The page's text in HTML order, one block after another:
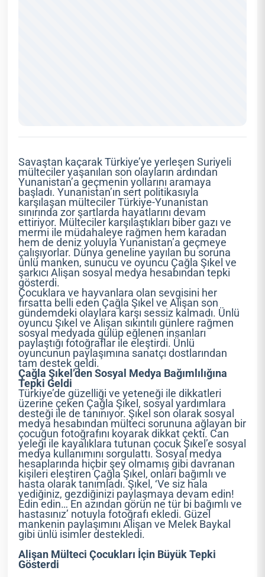
Savaştan kaçarak Türkiye’ye yerleşen Suriyeli
mülteciler yaşanılan son olayların ardından
Yunanistan’a geçmenin yollarını aramaya
başladı. Yunanistan’ın sert politikasıyla
karşılaşan mülteciler Türkiye-Yunanistan
sınırında zor şartlarda hayatlarını devam
ettiriyor. Mülteciler karşılaştıkları biber gazı ve
mermi ile müdahaleye rağmen hem karadan
hem de deniz yoluyla Yunanistan’a geçmeye
çalışıyorlar. Dünya geneline yayılan bu soruna
ünlü manken, sunucu ve oyuncu Çağla Şıkel ve
şarkıcı Alişan sosyal medya hesabından tepki
gösterdi.
Çocuklara ve hayvanlara olan sevgisini her
fırsatta belli eden Çağla Şıkel ve Alişan son
gündemdeki olaylara karşı sessiz kalmadı. Ünlü
oyuncu Şıkel ve Alişan sıkıntılı günlere rağmen
sosyal medyada gülüp eğlenen insanları
paylaştığı fotoğraflar ile eleştirdi. Ünlü
oyuncunun paylaşımına sanatçı dostlarından
tam destek geldi.
Çağla Şıkel’den Sosyal Medya Bağımlılığına
Tepki Geldi
Türkiye’de güzelliği ve yeteneği ile dikkatleri
üzerine çeken Çağla Şıkel, sosyal yardımlara
desteği ile de tanınıyor. Şıkel son olarak sosyal
medya hesabından mülteci sorununa ağlayan bir
çocuğun fotoğrafını koyarak dikkat çekti. Can
yeleği ile kayalıklara tutunan çocuk Şıkel’e sosyal
medya kullanımını sorgulattı. Sosyal medya
hesaplarında hiçbir şey olmamış gibi davranan
kişileri eleştiren Çağla Şıkel, onları bağımlı ve
hasta olarak tanımladı. Şıkel, ‘Ve siz hala
yediğiniz, gezdiğinizi paylaşmaya devam edin!
Edin edin… En azından görün ne tür bi bağımlı ve
hastasınız’ notuyla fotoğrafı ekledi. Güzel
mankenin paylaşımını Alişan ve Melek Baykal
gibi ünlü isimler destekledi.
Alişan Mülteci Çocukları İçin Büyük Tepki
Gösterdi